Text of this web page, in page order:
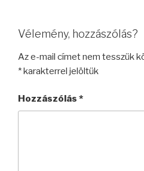
Vélemény, hozzászólás?
Az e-mail címet nem tesszük
*karakterrel jelöltük
Hozzászólás *